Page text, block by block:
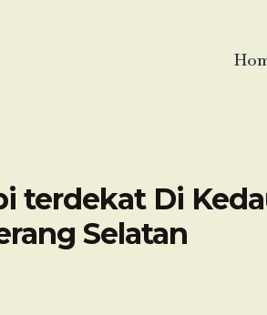
terdekat Di
Selatan